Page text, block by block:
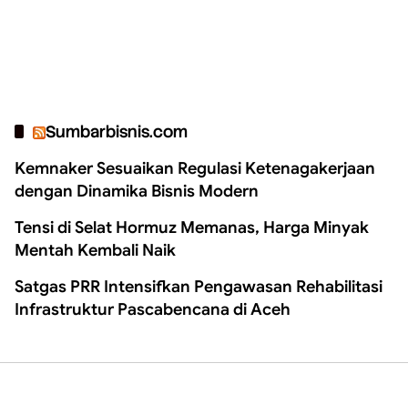
Sumbarbisnis.com
Kemnaker Sesuaikan Regulasi Ketenagakerjaan
dengan Dinamika Bisnis Modern
Tensi di Selat Hormuz Memanas, Harga Minyak
Mentah Kembali Naik
Satgas PRR Intensifkan Pengawasan Rehabilitasi
Infrastruktur Pascabencana di Aceh